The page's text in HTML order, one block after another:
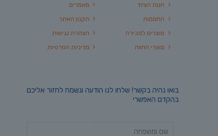
מאמרים
תקנון האתר
הצהרת נגישות
מדיניות הפרטיות
חנות הציוד
החממות
מוצרים למכירה
מוצרי החווה
בואו נהיה בקשר! שלחו לנו הודעה ונשמח לחזור אליכם
בהקדם האפשרי